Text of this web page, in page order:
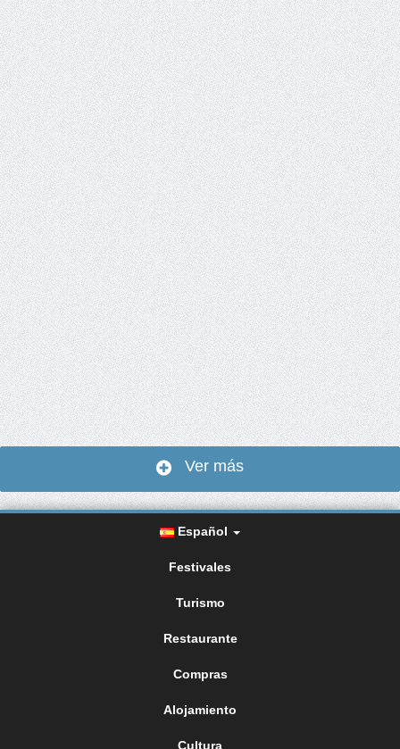
Ver más
Español
Festivales
Turismo
Restaurante
Compras
Alojamiento
Cultura